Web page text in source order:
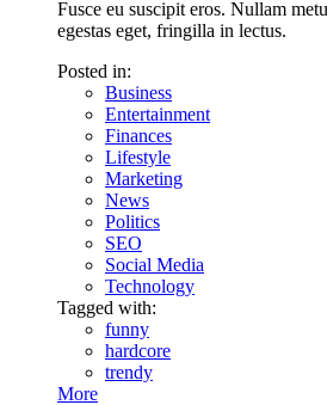
Fusce eu suscipit eros. Nullam
egestas eget, fringilla in lectus.
Posted in:
Business
Entertainment
Finances
Lifestyle
Marketing
News
Politics
SEO
Social Media
Technology
Tagged with:
funny
hardcore
trendy
More